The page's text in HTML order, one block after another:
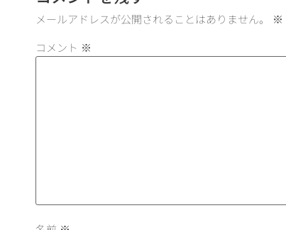
メールアドレスが公開されることはありません。 ※
コメント ※